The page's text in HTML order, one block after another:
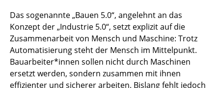
Das sogenannte „Bauen 5.0“, angelehnt an das
Konzept der „Industrie 5.0“, setzt explizit auf die
Zusammenarbeit von Mensch und Maschine: Trotz
Automatisierung steht der Mensch im Mittelpunkt.
Bauarbeiter*innen sollen nicht durch Maschinen
ersetzt werden, sondern zusammen mit ihnen
effizienter und sicherer arbeiten. Bislang fehlt jedoch